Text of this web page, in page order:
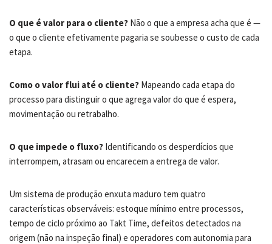
O que é valor para o cliente? Não o que a empresa acha que é —
o que o cliente efetivamente pagaria se soubesse o custo de cada
etapa.
Como o valor flui até o cliente? Mapeando cada etapa do
processo para distinguir o que agrega valor do que é espera,
movimentação ou retrabalho.
O que impede o fluxo? Identificando os desperdícios que
interrompem, atrasam ou encarecem a entrega de valor.
Um sistema de produção enxuta maduro tem quatro
características observáveis: estoque mínimo entre processos,
tempo de ciclo próximo ao Takt Time, defeitos detectados na
origem (não na inspeção final) e operadores com autonomia para